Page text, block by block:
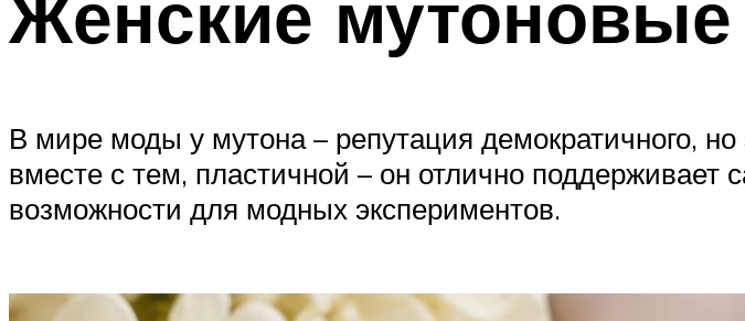
В мире моды у мутона – репутация демократичного,
вместе с тем, пластичной – он отлично
возможности для модных экспериментов.